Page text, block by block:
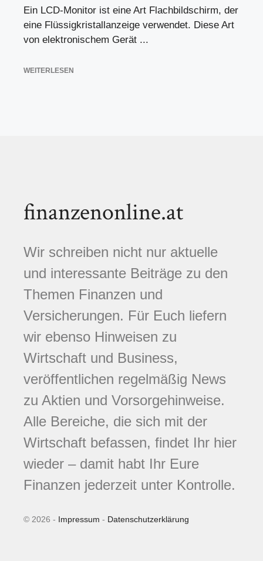
Ein LCD-Monitor ist eine Art Flachbildschirm, der
eine Flüssigkristallanzeige verwendet. Diese Art
von elektronischem Gerät ...
WEITERLESEN
finanzenonline.at
Wir schreiben nicht nur aktuelle
und interessante Beiträge zu den
Themen Finanzen und
Versicherungen. Für Euch liefern
wir ebenso Hinweisen zu
Wirtschaft und Business,
veröffentlichen regelmäßig News
zu Aktien und Vorsorgehinweise.
Alle Bereiche, die sich mit der
Wirtschaft befassen, findet Ihr hier
wieder – damit habt Ihr Eure
Finanzen jederzeit unter Kontrolle.
© 2026 - Impressum - Datenschutzerklärung